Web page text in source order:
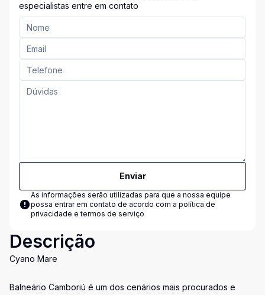
especialistas entre em contato
Enviar
As informações serão utilizadas para que a nossa equipe
possa entrar em contato de acordo com a política de
privacidade e termos de serviço
Descrição
Cyano Mare
Balneário Camboriú é um dos cenários mais procurados e